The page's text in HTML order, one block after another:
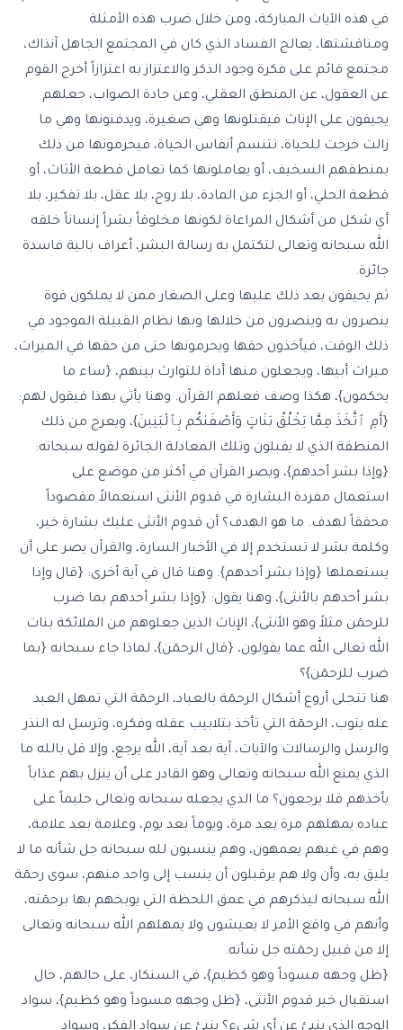
في هذه الآيات المباركة، ومن خلال ضرب هذه الأمثلة
ومناقشتها، يعالج الفساد الذي كان في المجتمع الجاهل آنذاك،
مجتمع قائم على فكرة وجود الذكر والاعتزاز به اعتزازاً أخرج القوم
عن العقول، عن المنطق العقلي، وعن جادة الصواب، جعلهم
يحيفون على الإناث فيقتلونها وهي صغيرة، ويدفنونها وهي ما
زالت خرجت للحياة، تتنسم أنفاس الحياة، فيحرمونها من ذلك
بمنطقهم السخيف، أو يعاملونها كما تعامل قطعة الأثاث، أو
قطعة الحلي، أو الجزء من المادة، بلا روح، بلا عقل، بلا تفكير، بلا
أي شكل من أشكال المراعاة لكونها مخلوقاً بشراً إنساناً خلقه
الله سبحانه وتعالى لتكتمل به رسالة البشر، أعراف بالية فاسدة
جائرة.
ثم يحيفون بعد ذلك عليها وعلى الصغار ممن لا يملكون قوة
ينصرون به وينصرون من خلالها وبها نظام القبيلة الموجود في
ذلك الوقت، فيأخذون حقها ويحرمونها حتى من حقها في الميراث،
ميراث أبيها، ويجعلون منها أداة للتوارث بينهم، {ساء ما
يحكمون}، هكذا وصف فعلهم القرآن. وهنا يأتي بهذا فيقول لهم:
{أَمِ ٱتَّخَذَ مِمَّا يَخْلُقُ بَنَاتٍ وَأَصْفَىٰكُم بِٱلْبَنِينَ}، ويعرج من ذلك
المنطقة الذي لا يقبلون وتلك المعادلة الجائرة لقوله سبحانه:
{وإذا بشر أحدهم}، ويصر القرآن في أكثر من موضع على
استعمال مفردة البشارة في قدوم الأنثى استعمالاً مقصوداً
محققاً لهدف. ما هو الهدف؟ أن قدوم الأنثى عليك بشارة خير،
وكلمة بشر لا تستخدم إلا في الأخبار السارة، والقرآن يصر على أن
يستعملها {وإذا بشر أحدهم}. وهنا قال في آية أخرى: {قال وإذا
بشر أحدهم بالأنثى}، وهنا يقول: {وإذا بشر أحدهم بما ضرب
للرحمٓن مثلاً وهو الأنثى}، الإناث الذين جعلوهم من الملائكة بنات
الله تعالى الله عما يقولون، {قال الرحمٓن}، لماذا جاء سبحانه {بما
ضرب للرحمٓن}؟
هنا تتجلى أروع أشكال الرحمٓة بالعباد، الرحمٓة التي تمهل العبد
عله يتوب، الرحمٓة التي تأخذ بتلابيب عقله وفكره، وترسل له النذر
والرسل والرسالات والآيات، آية بعد آية، الله يرجع، وإلا قل بالله ما
الذي يمنع الله سبحانه وتعالى وهو القادر على أن ينزل بهم عذاباً
يأخذهم فلا يرجعون؟ ما الذي يجعله سبحانه وتعالى حليماً على
عباده يمهلهم مرة بعد مرة، ويوماً بعد يوم، وعلامة بعد علامة،
وهم في غيهم يعمهون، وهم ينسبون لله سبحانه جل شأنه ما لا
يليق به، وأن ولا هم يرقبلون أن ينسب إلى واحد منهم، سوى رحمٓة
الله سبحانه ليذكرهم في عمق اللحظة التي يوبخهم بها برحمٓته،
وأنهم في واقع الأمر لا يعيشون ولا يمهلهم الله سبحانه وتعالى
إلا من قبيل رحمٓته جل شأنه.
{ظل وجهه مسوداً وهو كظيم}، في السنكار، على حالهم، حال
استقبال خبر قدوم الأنثى، {ظل وجهه مسوداً وهو كظيم}، سواد